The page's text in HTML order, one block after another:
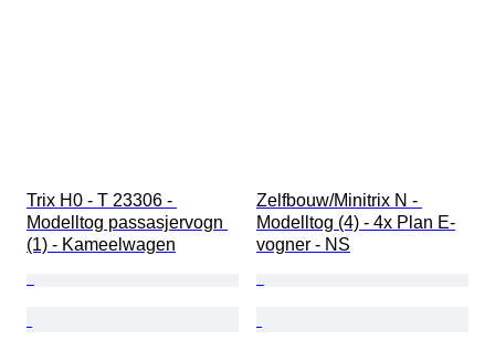
Trix H0 - T 23306 -
Modelltog passasjervogn
(1) - Kameelwagen
Zelfbouw/Minitrix N -
Modelltog (4) - 4x Plan E-
vogner - NS